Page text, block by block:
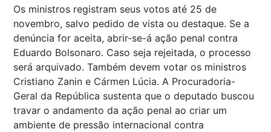
Os ministros registram seus votos até 25 de
novembro, salvo pedido de vista ou destaque. Se a
denúncia for aceita, abrir-se-á ação penal contra
Eduardo Bolsonaro. Caso seja rejeitada, o processo
será arquivado. Também devem votar os ministros
Cristiano Zanin e Cármen Lúcia. A Procuradoria-
Geral da República sustenta que o deputado buscou
travar o andamento da ação penal ao criar um
ambiente de pressão internacional contra